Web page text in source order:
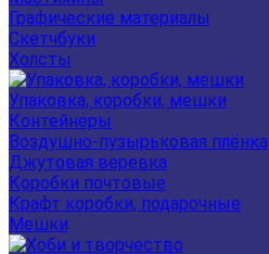
Графические материалы
Скетчбуки
Холсты
Упаковка, коробки, мешки
Контейнеры
Воздушно-пузырьковая плёнка
Джутовая веревка
Коробки почтовые
Крафт коробки, подарочные
Мешки